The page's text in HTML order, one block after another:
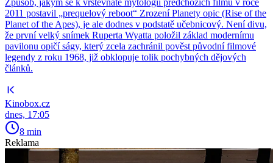
Způsob, jakým se k vrstevnaté mytologii předchozích filmů v roce
2011 postavil „prequelový reboot“ Zrození Planety opic (Rise of the
Planet of the Apes), je ale dodnes v podstatě učebnicový. Není divu,
že první velký snímek Ruperta Wyatta položil základ modernímu
pavilonu opičí ságy, který zcela zachránil pověst původní filmové
legendy z roku 1968, již obklopuje tolik pochybných dějových
článků.
Kinobox.cz
dnes, 17:05
8 min
Reklama